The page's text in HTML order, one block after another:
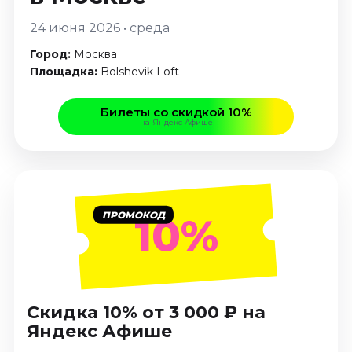
Январь 2027
Стендап
Август 2026
Октябрь 2026
Ноябрь 2026
Август 2026
Сентябрь 2026
Октябрь 2026
Декабрь 2026
Январь 2027
Экскурсии
Сентябрь 2026
24 июня 2026 • среда
Город: Москва
Площадка: Bolshevik Loft
Билеты со скидкой 10%
на Яндекс Афише
ПРОМОКОД10%
Скидка 10% от 3 000 ₽ на
Яндекс Афише